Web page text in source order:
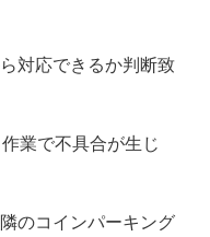
対応できるか判断致
業で不具合が生じ
のコインパーキング